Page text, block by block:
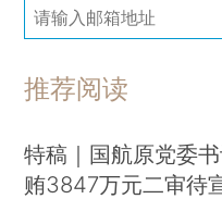
推荐阅读
特稿｜国航原党委
贿3847万元二审待